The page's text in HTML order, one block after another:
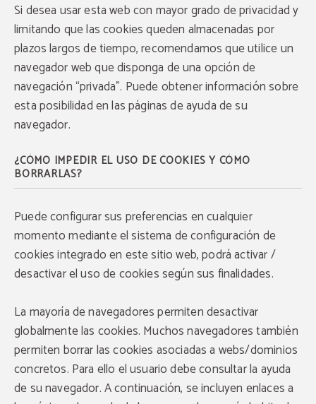
Si desea usar esta web con mayor grado de privacidad y
limitando que las cookies queden almacenadas por
plazos largos de tiempo, recomendamos que utilice un
navegador web que disponga de una opción de
navegación “privada”. Puede obtener información sobre
esta posibilidad en las páginas de ayuda de su
navegador.
¿CÓMO IMPEDIR EL USO DE COOKIES Y CÓMO
BORRARLAS?
Puede configurar sus preferencias en cualquier
momento mediante el sistema de configuración de
cookies integrado en este sitio web, podrá activar /
desactivar el uso de cookies según sus finalidades.
La mayoría de navegadores permiten desactivar
globalmente las cookies. Muchos navegadores también
permiten borrar las cookies asociadas a webs/dominios
concretos. Para ello el usuario debe consultar la ayuda
de su navegador. A continuación, se incluyen enlaces a